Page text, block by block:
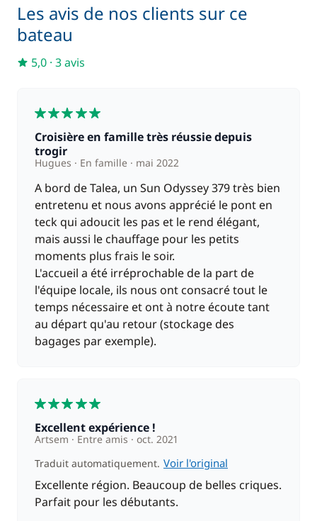
Wifi
Les avis de nos clients sur ce
bateau
5,0 · 3 avis
Croisière en famille très réussie depuis
trogir
Hugues En famille mai 2022
A bord de Talea, un Sun Odyssey 379 très bien
entretenu et nous avons apprécié le pont en
teck qui adoucit les pas et le rend élégant,
mais aussi le chauffage pour les petits
moments plus frais le soir.
L'accueil a été irréprochable de la part de
l'équipe locale, ils nous ont consacré tout le
temps nécessaire et ont à notre écoute tant
au départ qu'au retour (stockage des
bagages par exemple).
Excellent expérience !
Artsem Entre amis
oct. 2021
Traduit automatiquement. Voir l'original
Excellente région. Beaucoup de belles criques.
Parfait pour les débutants.